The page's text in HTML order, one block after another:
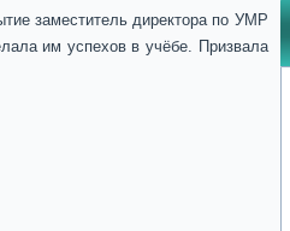
заместитель директора по УМР
им успехов в учёбе. Призвала